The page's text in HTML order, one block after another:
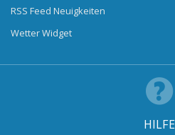
RSS Feed Neuigkeiten
Wetter Widget
HILFE